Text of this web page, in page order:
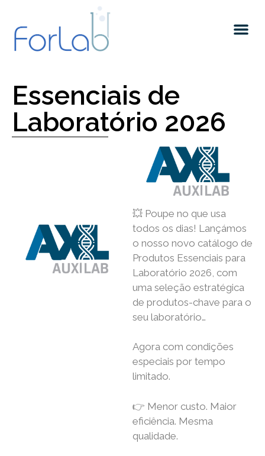
Essenciais de
Laboratório 2026
💥 Poupe no que usa
todos os dias! Lançámos
o nosso novo catálogo de
Produtos Essenciais para
Laboratório 2026, com
uma seleção estratégica
de produtos-chave para o
seu laboratório…
Agora com condições
especiais por tempo
limitado.
👉 Menor custo. Maior
eficiência. Mesma
qualidade.